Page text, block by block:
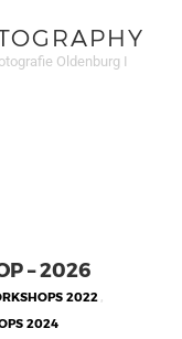
Oldenburg I
– 2026
2022 ,
2024